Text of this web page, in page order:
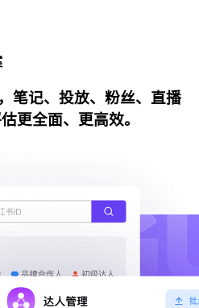
笔记、投放、粉丝、直播
更全面、更高效。